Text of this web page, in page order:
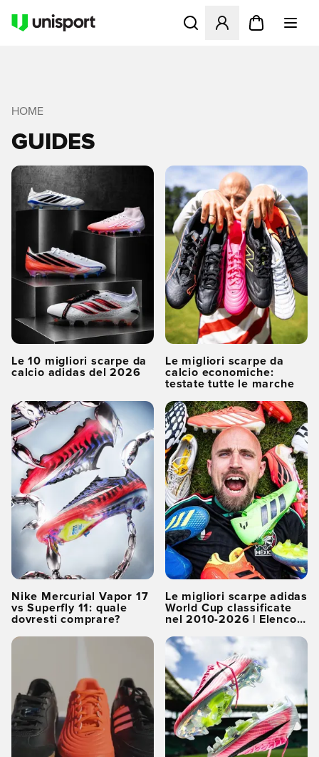
Apre una finestra modale
HOME
GUIDES
Le 10 migliori scarpe da
calcio adidas del 2026
Le migliori scarpe da
calcio economiche:
testate tutte le marche
Nike Mercurial Vapor 17
vs Superfly 11: quale
dovresti comprare?
Le migliori scarpe adidas
World Cup classificate
nel 2010-2026 | Elenco